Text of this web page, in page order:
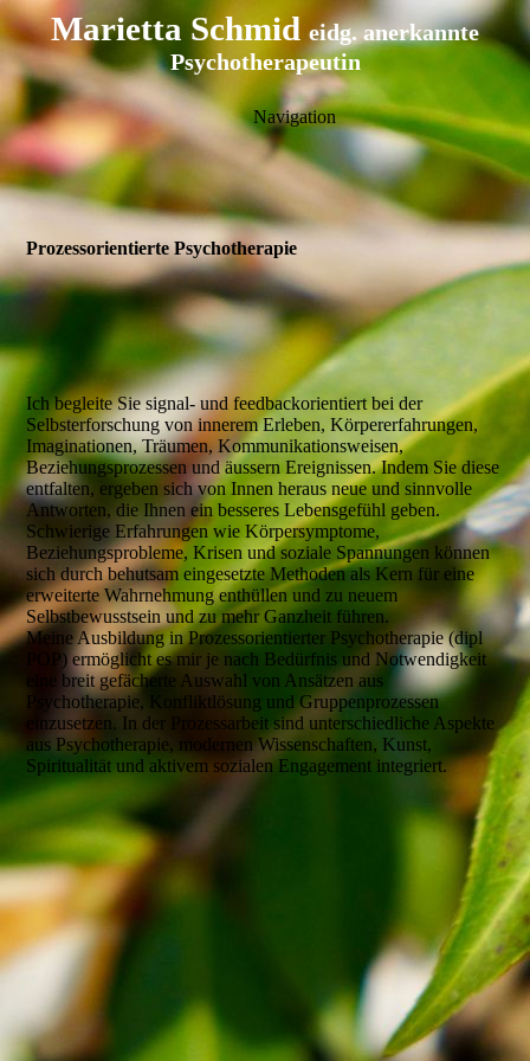
Marietta Schmid eidg. anerkannte
Psychotherapeutin
Navigation
Prozessorientierte Psychotherapie
Ich begleite Sie signal- und feedbackorientiert bei der
Selbsterforschung von innerem Erleben, Körpererfahrungen,
Imaginationen, Träumen, Kommunikationsweisen,
Beziehungsprozessen und äussern Ereignissen. Indem Sie diese
entfalten, ergeben sich von Innen heraus neue und sinnvolle
Antworten, die Ihnen ein besseres Lebensgefühl geben.
Schwierige Erfahrungen wie Körpersymptome,
Beziehungsprobleme, Krisen und soziale Spannungen können
sich durch behutsam eingesetzte Methoden als Kern für eine
erweiterte Wahrnehmung enthüllen und zu neuem
Selbstbewusstsein und zu mehr Ganzheit führen.
Meine Ausbildung in Prozessorientierter Psychotherapie (dipl
POP) ermöglicht es mir je nach Bedürfnis und Notwendigkeit
eine breit gefächerte Auswahl von Ansätzen aus
Psychotherapie, Konfliktlösung und Gruppenprozessen
einzusetzen. In der Prozessarbeit sind unterschiedliche Aspekte
aus Psychotherapie, modernen Wissenschaften, Kunst,
Spiritualität und aktivem sozialen Engagement integriert.